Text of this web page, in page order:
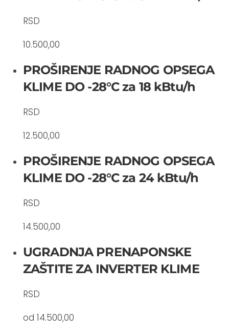
RSD
10.500,00
PROŠIRENJE RADNOG OPSEGA
KLIME DO -28°C za 18 kBtu/h
RSD
12.500,00
PROŠIRENJE RADNOG OPSEGA
KLIME DO -28°C za 24 kBtu/h
RSD
14.500,00
UGRADNJA PRENAPONSKE
ZAŠTITE ZA INVERTER KLIME
RSD
od 14.500,00